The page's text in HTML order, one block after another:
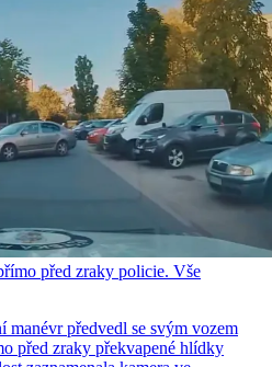
před zraky policie. Vše
manévr předvedl se svým vozem
před zraky překvapené hlídky